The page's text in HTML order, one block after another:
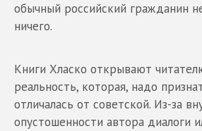
обычный российский гражданин
ничего.
Книги Хласко открывают
реальность, которая, надо
отличалась от советской. Из-за
опустошенности автора диалоги